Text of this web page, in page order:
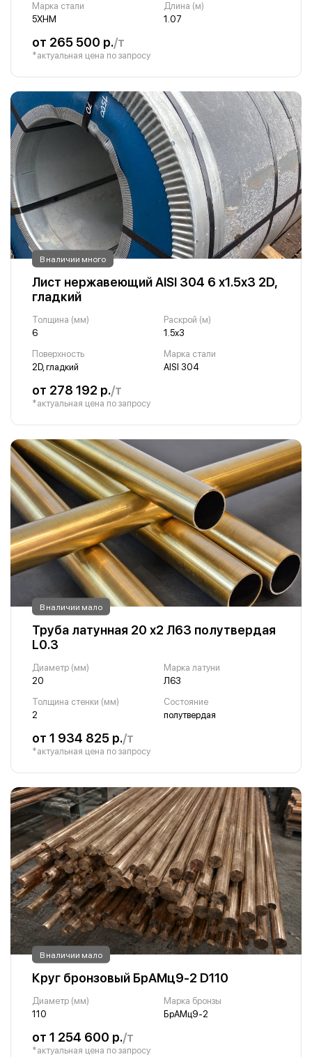
Марка стали
5ХНМ
Длина (м)
1.07
от 265 500 р./т
*актуальная цена по запросу
В наличии много
Лист нержавеющий AISI 304 6 х1.5х3 2D,
гладкий
Толщина (мм)
6
Раскрой (м)
1.5х3
Поверхность
2D, гладкий
Марка стали
AISI 304
от 278 192 р./т
*актуальная цена по запросу
В наличии мало
Труба латунная 20 х2 Л63 полутвердая
L0.3
Диаметр (мм)
20
Марка латуни
Л63
Толщина стенки (мм)
2
Состояние
полутвердая
от 1 934 825 р./т
*актуальная цена по запросу
В наличии мало
Круг бронзовый БрАМц9-2 D110
Диаметр (мм)
110
Марка бронзы
БрАМц9-2
от 1 254 600 р./т
*актуальная цена по запросу